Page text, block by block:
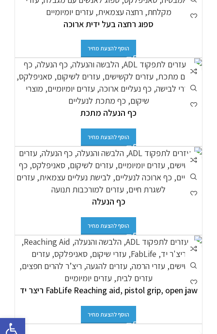
ספוג רחצה בעל ידית ארוכה
הוסף להצעת מחיר
כף הנעלה מתכת
הוסף להצעת מחיר
כף הנעלה
הוסף להצעת מחיר
FabLife Reaching aid, pistol grip, open jaw ריצר יד
הוסף להצעת מחיר פתח